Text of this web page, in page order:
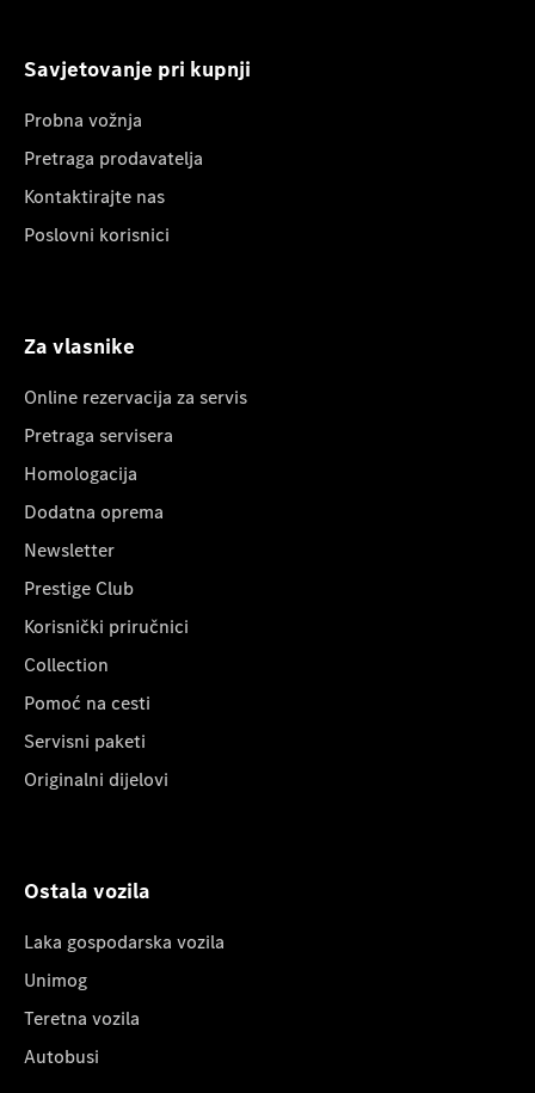
Savjetovanje pri kupnji
Probna vožnja
Pretraga prodavatelja
Kontaktirajte nas
Poslovni korisnici
Za vlasnike
Online rezervacija za servis
Pretraga servisera
Homologacija
Dodatna oprema
Newsletter
Prestige Club
Korisnički priručnici
Collection
Pomoć na cesti
Servisni paketi
Originalni dijelovi
Ostala vozila
Laka gospodarska vozila
Unimog
Teretna vozila
Autobusi